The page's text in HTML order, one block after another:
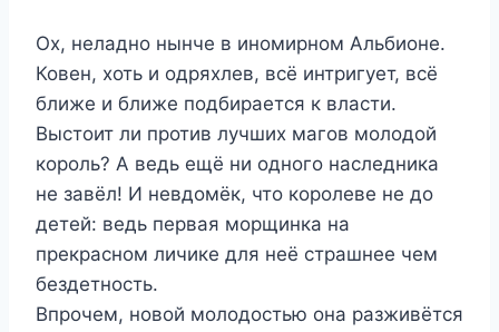
Ох, неладно нынче в иномирном Альбионе.
Ковен, хоть и одряхлев, всё интригует, всё
ближе и ближе подбирается к власти.
Выстоит ли против лучших магов молодой
король? А ведь ещё ни одного наследника
не завёл! И невдомёк, что королеве не до
детей: ведь первая морщинка на
прекрасном личике для неё страшнее чем
бездетность.
Впрочем, новой молодостью она разживётся